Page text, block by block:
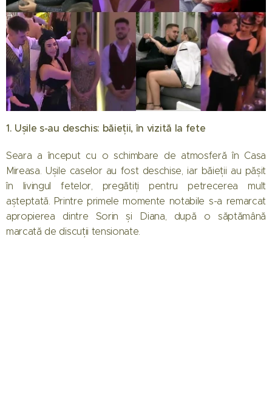
1. Ușile s-au deschis: băieții, în vizită la fete
Seara a început cu o schimbare de atmosferă în Casa
Mireasa. Ușile caselor au fost deschise, iar băieții au pășit
în livingul fetelor, pregătiți pentru petrecerea mult
așteptată. Printre primele momente notabile s-a remarcat
apropierea dintre Sorin și Diana, după o săptămână
marcată de discuții tensionate.